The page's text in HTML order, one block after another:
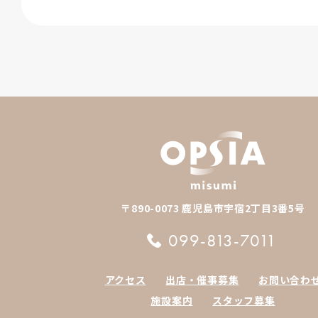
〒890-0073 鹿児島市宇宿2丁目3番5号
099-813-7011
アクセス 出店・催事募集
お問い合わ
施設案内
スタッフ募集